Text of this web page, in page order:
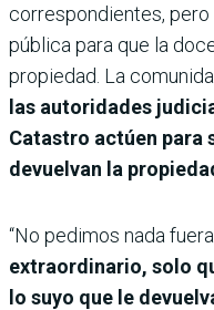
correspondientes, pero
pública para que la
propiedad. La
las autoridades
Catastro actúen para
devuelvan la
“No pedimos nada
extraordinario, solo
lo suyo que le